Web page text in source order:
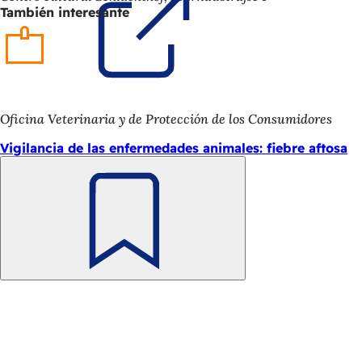
en
nueva
También interesante
Oficina Veterinaria y de Protección de los Consumidores
Vigilancia de las enfermedades animales: fiebre aftosa